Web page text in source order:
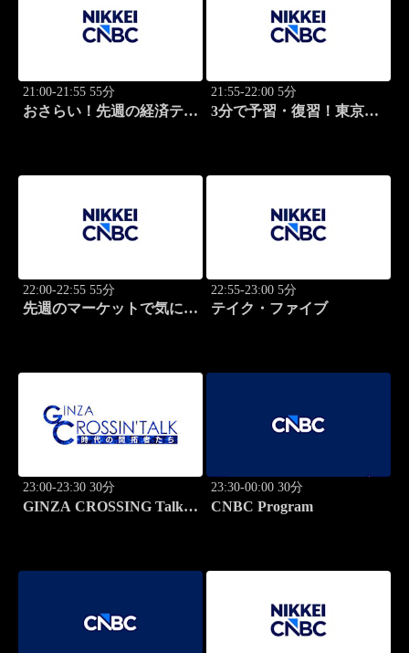
21:00-21:55 55分
おさらい！先週の経済テー
21:55-22:00 5分
3分で予習・復習！東京市
22:00-22:55 55分
先週のマーケットで気にな
22:55-23:00 5分
テイク・ファイブ
23:00-23:30 30分
GINZA CROSSING Talk
23:30-00:00 30分
CNBC Program